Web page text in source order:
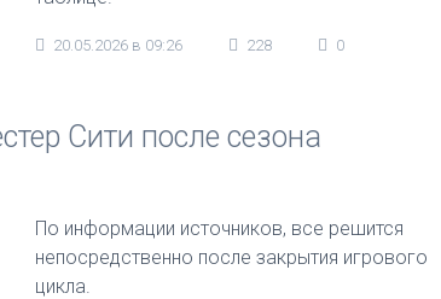
20.05.2026 в 09:26 228 0
Сити после сезона
По информации источников, все решится
непосредственно после закрытия игрового
цикла.